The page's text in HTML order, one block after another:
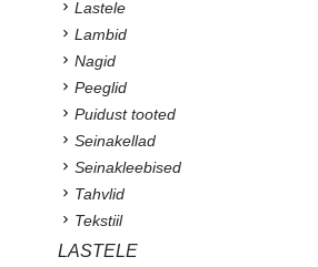
Lastele
Lambid
Nagid
Peeglid
Puidust tooted
Seinakellad
Seinakleebised
Tahvlid
Tekstiil
LASTELE